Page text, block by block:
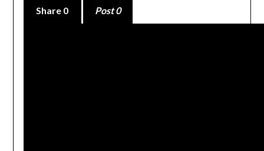
Share 0 Post 0